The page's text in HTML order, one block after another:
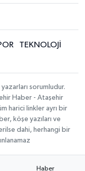
TEKNOLOJİ
sorumludur.
Haber - Ataşehir
harici linkler ayrı bir
köşe yazıları ve
dahi, herhangi bir
Haber